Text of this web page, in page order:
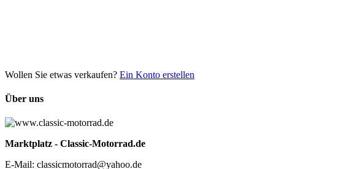
Wollen Sie etwas verkaufen? Ein Konto erstellen
Über uns
Marktplatz - Classic-Motorrad.de
E-Mail: classicmotorrad@yahoo.de